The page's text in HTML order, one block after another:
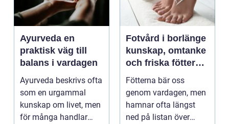
Ayurveda en
praktisk väg till
balans i vardagen
Ayurveda beskrivs ofta
som en urgammal
kunskap om livet, men
för många handlar
Fotvård i borlänge
kunskap, omtanke
och friska fötter
året runt
Fötterna bär oss
genom vardagen, men
hamnar ofta längst
ned på listan över